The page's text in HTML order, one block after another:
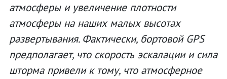
атмосферы и увеличение плотности
атмосферы на наших малых высотах
развертывания. Фактически, бортовой GPS
предполагает, что скорость эскалации и сила
шторма привели к тому, что атмосферное